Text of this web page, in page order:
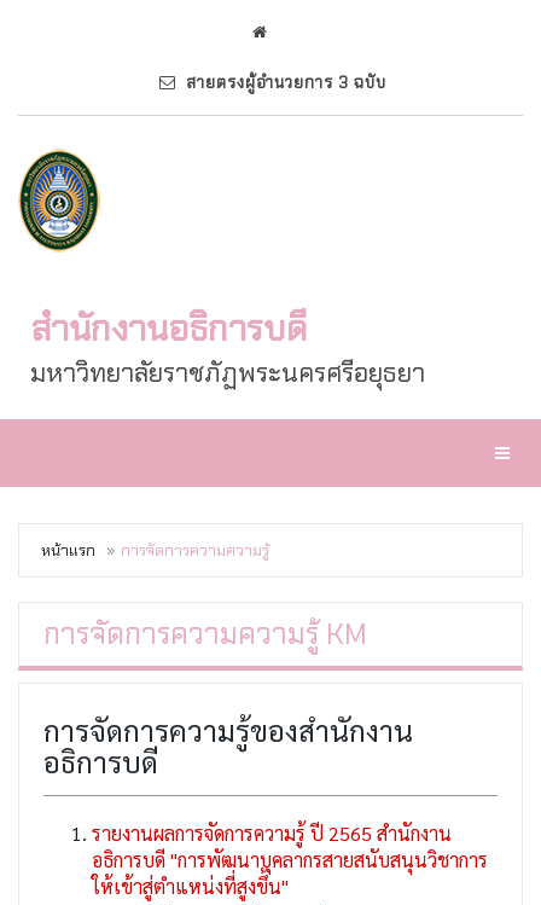
สายตรงผู้อำนวยการ 3 ฉบับ
สำนักงานอธิการบดี
มหาวิทยาลัยราชภัฏพระนครศรีอยุธยา
หน้าแรก การจัดการความความรู้
การจัดการความความรู้ KM
การจัดการความรู้ของสำนักงาน
อธิการบดี
รายงานผลการจัดการความรู้ ปี 2565 สำนักงาน
อธิการบดี "การพัฒนาบุคลากรสายสนับสนุนวิชาการ
ให้เข้าสู่ตำแหน่งที่สูงขึ้น"